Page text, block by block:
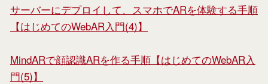
サーバーにデプロイして、スマホでARを体験する手順
【はじめてのWebAR入門(4)】
MindARで顔認識ARを作る手順【はじめてのWebAR入
門(5)】